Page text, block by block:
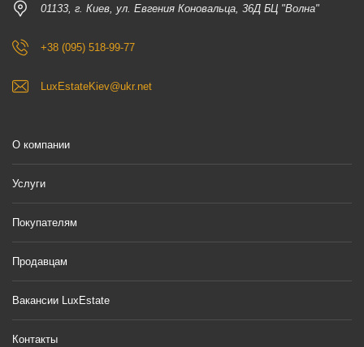
01133, г. Киев, ул. Евгения Коновальца, 36Д БЦ "Волна"
+38 (095) 518-99-77
LuxEstateKiev@ukr.net
О компании
Услуги
Покупателям
Продавцам
Вакансии LuxEstate
Контакты